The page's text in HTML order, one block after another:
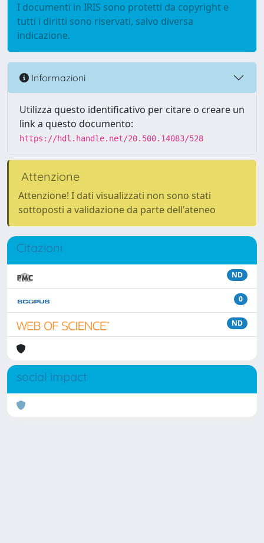
I documenti in IRIS sono protetti da copyright e
tutti i diritti sono riservati, salvo diversa
indicazione.
Informazioni
Utilizza questo identificativo per citare o creare un
link a questo documento:
https://hdl.handle.net/20.500.14083/528
Attenzione
Attenzione! I dati visualizzati non sono stati
sottoposti a validazione da parte dell'ateneo
Citazioni
ND
0
ND
social impact